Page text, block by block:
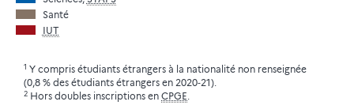
Santé
IUT
1 Y compris étudiants étrangers à la nationalité non renseignée
(0,8 % des étudiants étrangers en 2020‑21).
2 Hors doubles inscriptions en CPGE.